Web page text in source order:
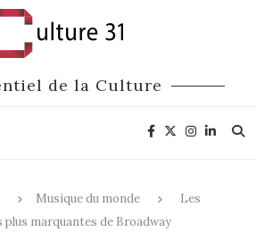
de la Culture
Musique du monde
Les
plus marquantes de Broadway